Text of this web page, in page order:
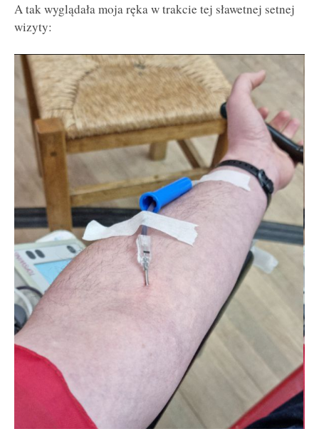
A tak wyglądała moja ręka w trakcie tej sławetnej setnej
wizyty: